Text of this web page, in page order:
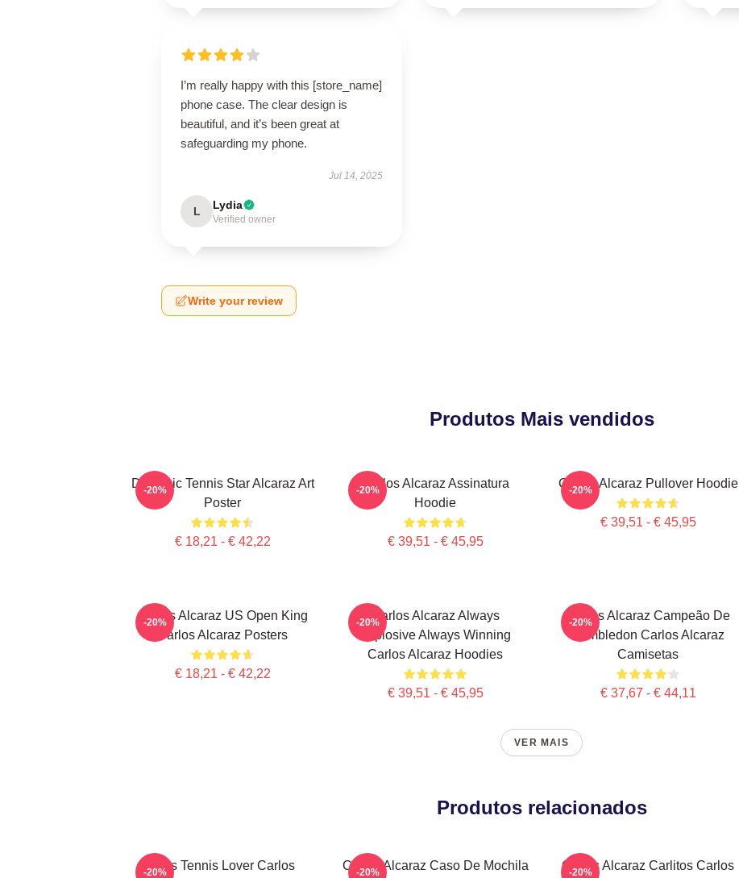
I’m really happy with this [store_name]
phone case. The clear design is
beautiful, and it’s been great at
safeguarding my phone.
Jul 14, 2025
L Lydia
Verified owner
Write your review
Produtos Mais vendidos
Dynamic Tennis Star Alcaraz Art
Poster
€ 18,21 - € 42,22
-20%
Carlos Alcaraz Assinatura
Hoodie
€ 39,51 - € 45,95
-20% Carlos Alcaraz Pullover Hoodie
€ 39,51 - € 45,95
-20%
Carlos Alcaraz US Open King
Carlos Alcaraz Posters
€ 18,21 - € 42,22
-20%
Carlos Alcaraz Always
Explosive Always Winning
Carlos Alcaraz Hoodies
€ 39,51 - € 45,95
-20%
Carlos Alcaraz Campeão De
Wimbledon Carlos Alcaraz
Camisetas
€ 37,67 - € 44,11
-20%
VER MAIS
Produtos relacionados
Girls Tennis Lover Carlos
-20% Carlos Alcaraz Caso De Mochila
-20% Carlos Alcaraz Carlitos Carlos
-20%